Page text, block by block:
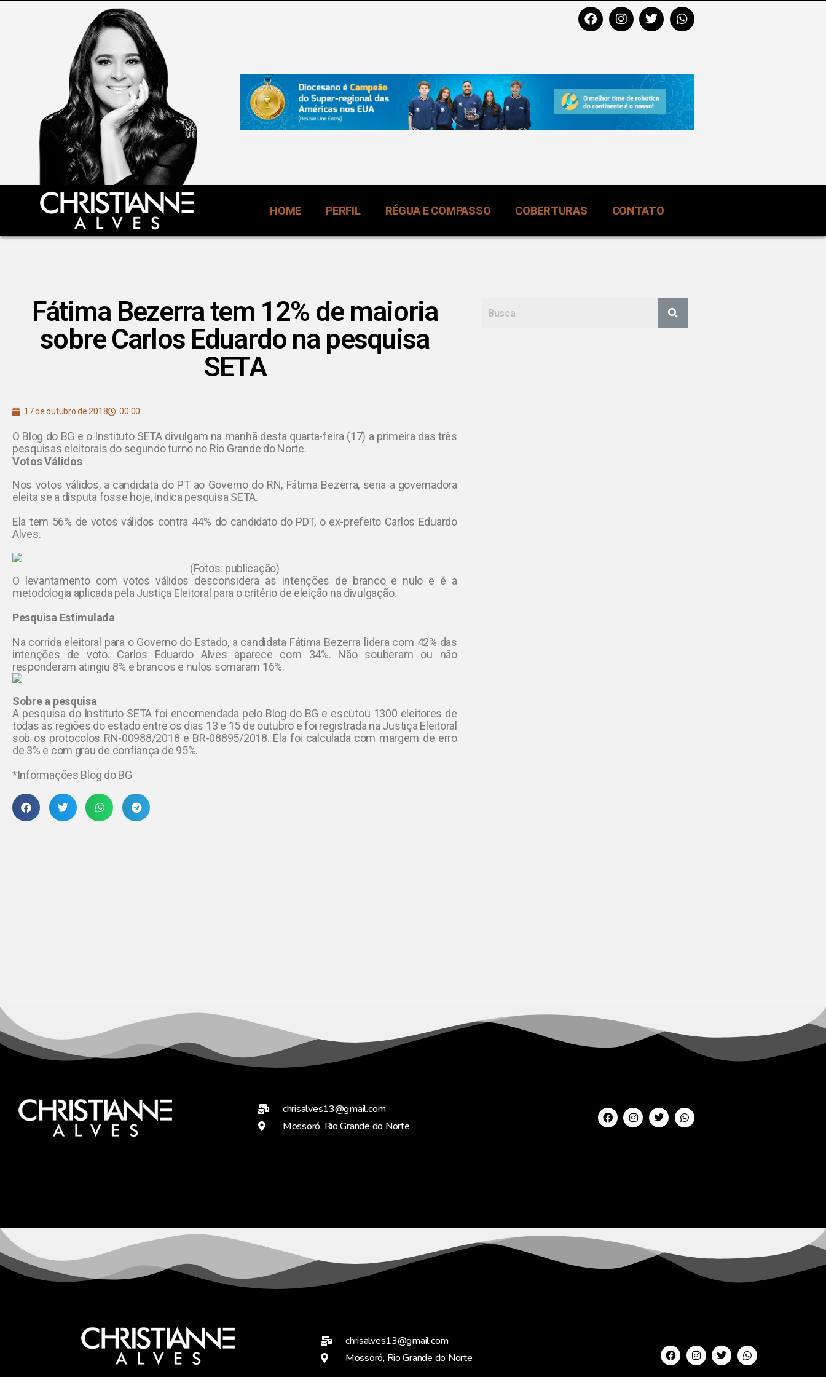
HOME PERFIL RÉGUA E COMPASSO COBERTURAS CONTATO
Fátima Bezerra tem 12% de maioria
sobre Carlos Eduardo na pesquisa
SETA
17 de outubro de 2018 00:00
O Blog do BG e o Instituto SETA divulgam na manhã desta quarta-feira (17) a primeira das três
pesquisas eleitorais do segundo turno no Rio Grande do Norte.
Votos Válidos
Nos votos válidos, a candidata do PT ao Governo do RN, Fátima Bezerra, seria a governadora
eleita se a disputa fosse hoje, indica pesquisa SETA.
Ela tem 56% de votos válidos contra 44% do candidato do PDT, o ex-prefeito Carlos Eduardo
Alves.
(Fotos: publicação)
O levantamento com votos válidos desconsidera as intenções de branco e nulo e é a
metodologia aplicada pela Justiça Eleitoral para o critério de eleição na divulgação.
Pesquisa Estimulada
Na corrida eleitoral para o Governo do Estado, a candidata Fátima Bezerra lidera com 42% das
intenções de voto. Carlos Eduardo Alves aparece com 34%. Não souberam ou não
responderam atingiu 8% e brancos e nulos somaram 16%.
Sobre a pesquisa
A pesquisa do Instituto SETA foi encomendada pelo Blog do BG e escutou 1300 eleitores de
todas as regiões do estado entre os dias 13 e 15 de outubro e foi registrada na Justiça Eleitoral
sob os protocolos RN-00988/2018 e BR-08895/2018. Ela foi calculada com margem de erro
de 3% e com grau de confiança de 95%.
*Informações Blog do BG
chrisalves13@gmail.com
Mossoró, Rio Grande do Norte
chrisalves13@gmail.com
Mossoró, Rio Grande do Norte